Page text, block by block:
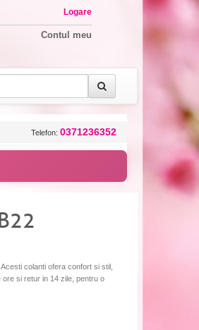
Logare
Contul meu
Telefon: 0371236352
colanti ofera confort si stil,
ore si retur in 14 zile, pentru o